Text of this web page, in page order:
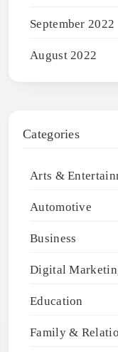
September 2022
August 2022
Categories
Arts &
Automotive
Business
Digital
Education
Family &